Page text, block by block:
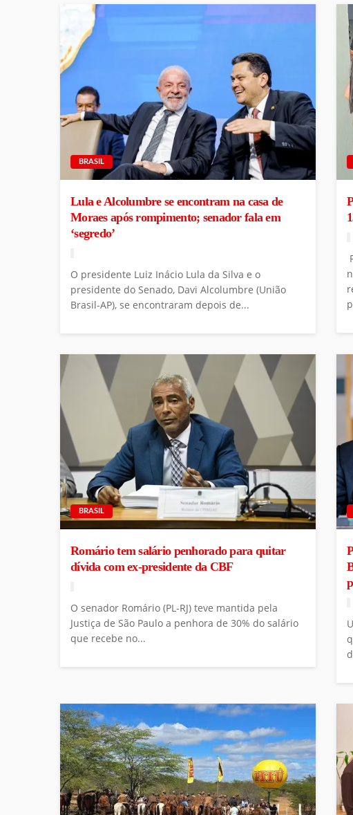
BRASIL
Lula e Alcolumbre se encontram na casa de
Moraes após rompimento; senador fala em
‘segredo’
O presidente Luiz Inácio Lula da Silva e o
presidente do Senado, Davi Alcolumbre (União
Brasil-AP), se encontraram depois de...
BRASIL
Romário tem salário penhorado para quitar
dívida com ex-presidente da CBF
O senador Romário (PL-RJ) teve mantida pela
Justiça de São Paulo a penhora de 30% do salário
que recebe no...